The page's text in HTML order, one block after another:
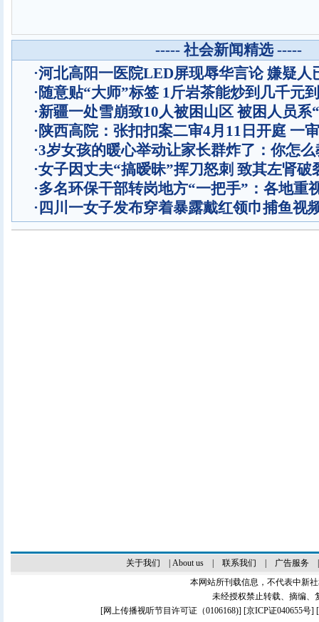
----- 社会新闻精选 -----
·河北高阳一医院LED屏现辱华言论 嫌疑人
·随意贴“大师”标签 1斤岩茶能炒到几千元
·新疆一处雪崩致10人被困山区 被困人员系
·陕西高院：张扣扣案二审4月11日开庭 一
·3岁女孩的暖心举动让家长群炸了：你怎
·女子因丈夫“搞暧昧”挥刀怒刺 致其左肾破
·多名环保干部转岗地方“一把手”：各地重
· 四川一女子发布穿着暴露戴红领巾捕鱼视
关于我们 About us| 联系我们 广告服务
本网站所刊载信息，不代表中新
未经授权禁止转载、摘编、
[网上传播视听节目许可证（0106168)] [京ICP证040655号]